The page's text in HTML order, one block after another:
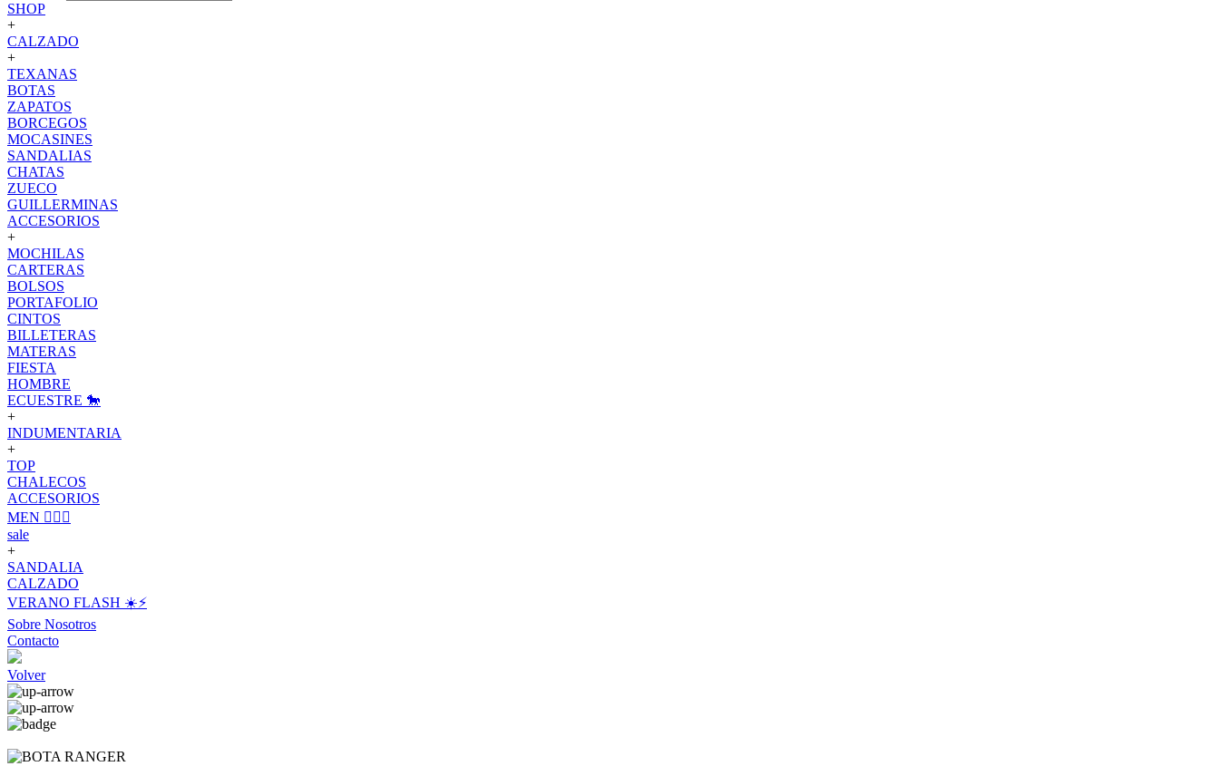
SHOP
+
CALZADO
+
TEXANAS
BOTAS
ZAPATOS
BORCEGOS
MOCASINES
SANDALIAS
CHATAS
ZUECO
GUILLERMINAS
ACCESORIOS
+
MOCHILAS
CARTERAS
BOLSOS
PORTAFOLIO
CINTOS
BILLETERAS
MATERAS
FIESTA
HOMBRE
ECUESTRE 🐎
+
INDUMENTARIA
+
TOP
CHALECOS
ACCESORIOS
MEN 🙋🏽‍♂️
sale
+
SANDALIA
CALZADO
VERANO FLASH ☀️⚡️
Sobre Nosotros
Contacto
Volver